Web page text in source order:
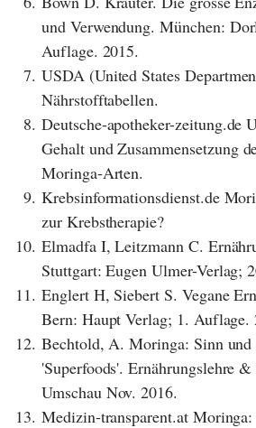
und Verwendung. München:
Auflage. 2015.
7. USDA (United States
Nährstofftabellen.
8. Deutsche-apotheker-zeitung.de
Gehalt und Zusammensetzung
Moringa-Arten.
9. Krebsinformationsdienst.de
zur Krebstherapie?
10. Elmadfa I, Leitzmann C.
Stuttgart: Eugen Ulmer-Verlag;
11. Englert H, Siebert S. Vegane
Bern: Haupt Verlag; 1. Auflage.
12. Bechtold, A. Moringa: Sinn und
'Superfoods'. Ernährungslehre
Umschau Nov. 2016.
13. Medizin-transparent.at